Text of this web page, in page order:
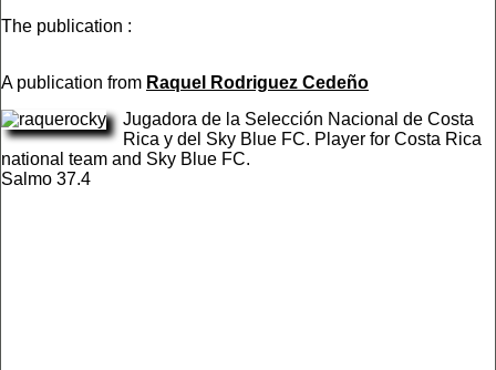
The publication :
A publication from Raquel Rodriguez Cedeño
Jugadora de la Selección Nacional de Costa
Rica y del Sky Blue FC. Player for Costa Rica
national team and Sky Blue FC.
Salmo 37.4